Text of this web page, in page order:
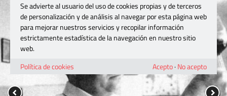
Se advierte al usuario del uso de cookies propias y de terceros
de personalización y de análisis al navegar por esta página web
para mejorar nuestros servicios y recopilar información
estrictamente estadística de la navegación en nuestro sitio
web.
Política de cookies
Acepto· No acepto